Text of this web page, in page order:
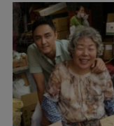
闆的福報